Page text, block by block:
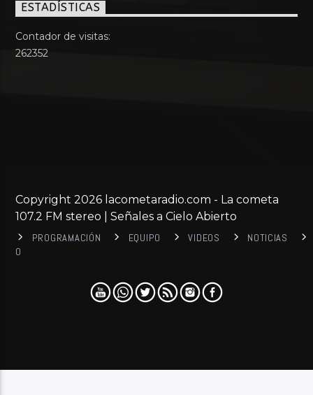
ESTADÍSTICAS
Contador de visitas:
262352
Copyright 2026 lacometaradio.com - La cometa
107.2 FM stereo | Señales a Cielo Abierto
PROGRAMACIÓN EQUIPO VIDEOS
NOTICIAS
0